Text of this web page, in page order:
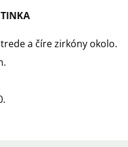
a číre zirkóny okolo.